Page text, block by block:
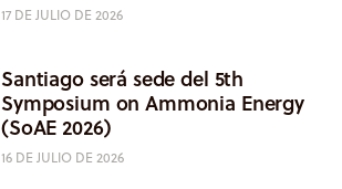
17 DE JULIO DE 2026
Santiago será sede del 5th
Symposium on Ammonia Energy
(SoAE 2026)
16 DE JULIO DE 2026